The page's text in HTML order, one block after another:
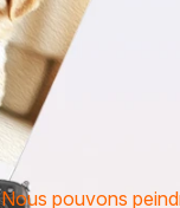
Nous pouvons